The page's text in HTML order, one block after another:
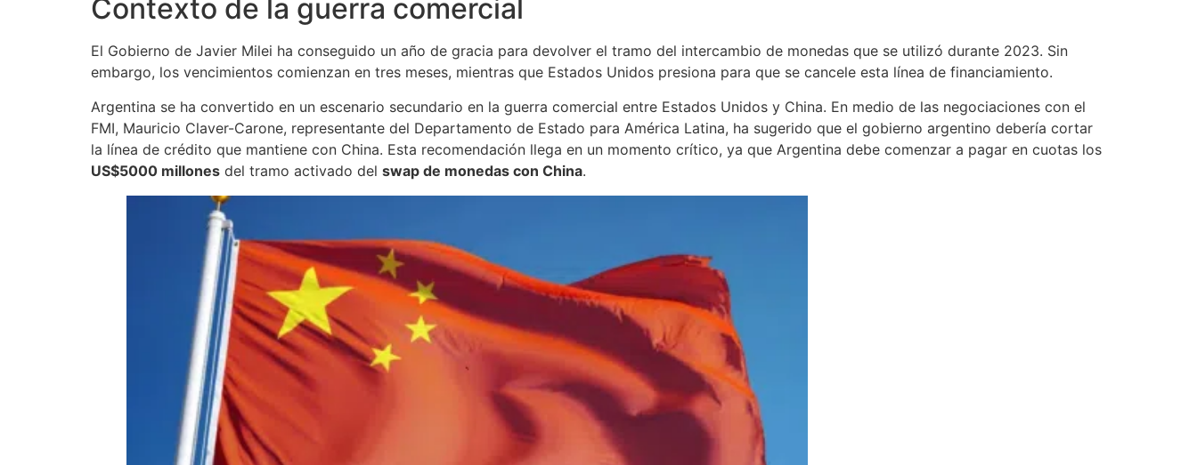
Contexto de la guerra comercial
El Gobierno de Javier Milei ha conseguido un año de gracia para devolver el tramo del intercambio de monedas que se utilizó durante 2023. Sin
embargo, los vencimientos comienzan en tres meses, mientras que Estados Unidos presiona para que se cancele esta línea de financiamiento.
Argentina se ha convertido en un escenario secundario en la guerra comercial entre Estados Unidos y China. En medio de las negociaciones con el
FMI, Mauricio Claver-Carone, representante del Departamento de Estado para América Latina, ha sugerido que el gobierno argentino debería cortar
la línea de crédito que mantiene con China. Esta recomendación llega en un momento crítico, ya que Argentina debe comenzar a pagar en cuotas los
US$5000 millones del tramo activado del swap de monedas con China.